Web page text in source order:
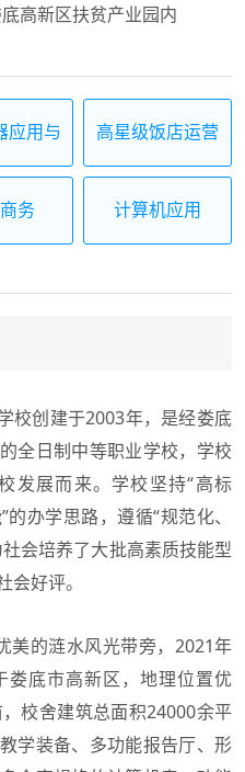
高新区扶贫产业园内
应用与
高星级饭店运营
务 计算机应用
创建于2003年，是经娄底
全日制中等职业学校，学校
发展而来。学校坚持“高标
办学思路，遵循“规范化、
会培养了大批高素质技能型
好评。
的涟水风光带旁，2021年
底市高新区，地理位置优
校舍建筑总面积24000余平
学装备、多功能报告厅、形